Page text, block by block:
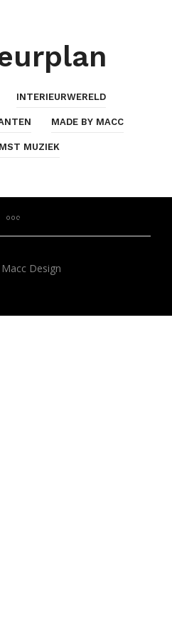
INTERIEURWERELD
MADE BY MACC
MUZIEK
Design